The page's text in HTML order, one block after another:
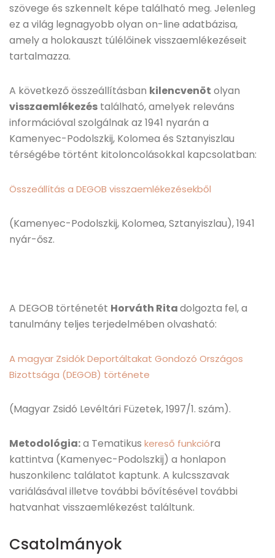
szövege és szkennelt képe található meg. Jelenleg
ez a világ legnagyobb olyan on-line adatbázisa,
amely a holokauszt túlélőinek visszaemlékezéseit
tartalmazza.
A következő összeállításban kilencvenöt olyan
visszaemlékezés található, amelyek releváns
információval szolgálnak az 1941 nyarán a
Kamenyec-Podolszkij, Kolomea és Sztanyiszlau
térségébe történt kitoloncolásokkal kapcsolatban:
Összeállítás a DEGOB visszaemlékezésekből
(Kamenyec-Podolszkij, Kolomea, Sztanyiszlau), 1941
nyár-ősz.
A DEGOB történetét Horváth Ritadolgozta fel, a
tanulmány teljes terjedelmében olvasható:
A magyar Zsidók Deportáltakat Gondozó Országos
Bizottsága (DEGOB) története
(Magyar Zsidó Levéltári Füzetek, 1997/1. szám).
Metodológia:a Tematikus kereső funkcióra
kattintva (Kamenyec-Podolszkij) a honlapon
huszonkilenc találatot kaptunk. A kulcsszavak
variálásával illetve további bővítésével további
hatvanhat visszaemlékezést találtunk.
Csatolmányok